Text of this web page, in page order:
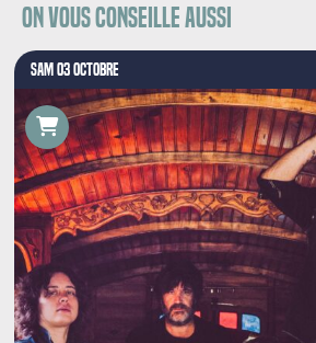
On vous conseille aussi
SAM 03 OCTOBRE